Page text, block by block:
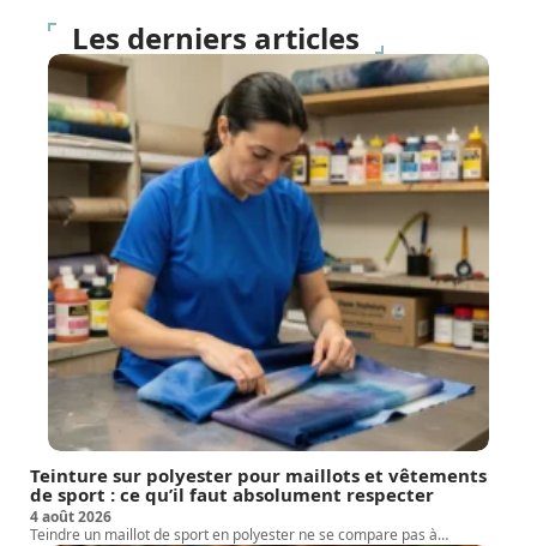
Les derniers articles
Teinture sur polyester pour maillots et vêtements
de sport : ce qu’il faut absolument respecter
4 août 2026
Teindre un maillot de sport en polyester ne se compare pas à…